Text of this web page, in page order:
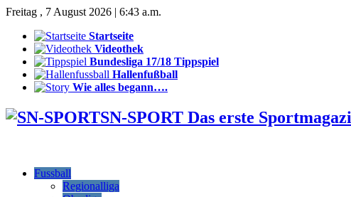
Freitag , 7 August 2026 | 6:43 a.m.
Startseite
Videothek
Bundesliga 17/18 Tippspiel
Hallenfußball
Wie alles begann….
SN-SPORT Das erste
Fussball
Regionalliga